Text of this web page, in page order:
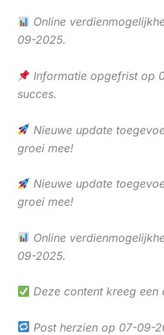
Online
09-2025.
Informatie opgefrist op
succes.
Nieuwe update
groei mee!
Nieuwe update
groei mee!
Online
09-2025.
Deze content kreeg
Post herzien op 07-09-